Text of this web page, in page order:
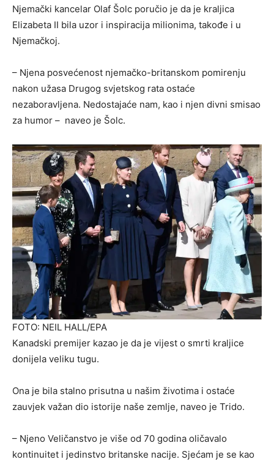
Njemački kancelar Olaf Šolc poručio je da je kraljica
Elizabeta II bila uzor i inspiracija milionima, takođe i u
Njemačkoj.
– Njena posvećenost njemačko-britanskom pomirenju
nakon užasa Drugog svjetskog rata ostaće
nezaboravljena. Nedostajaće nam, kao i njen divni smisao
za humor – naveo je Šolc.
FOTO: NEIL HALL/EPA
Kanadski premijer kazao je da je vijest o smrti kraljice
donijela veliku tugu.
Ona je bila stalno prisutna u našim životima i ostaće
zauvjek važan dio istorije naše zemlje, naveo je Trido.
– Njeno Veličanstvo je više od 70 godina oličavalo
kontinuitet i jedinstvo britanske nacije. Sjećam je se kao